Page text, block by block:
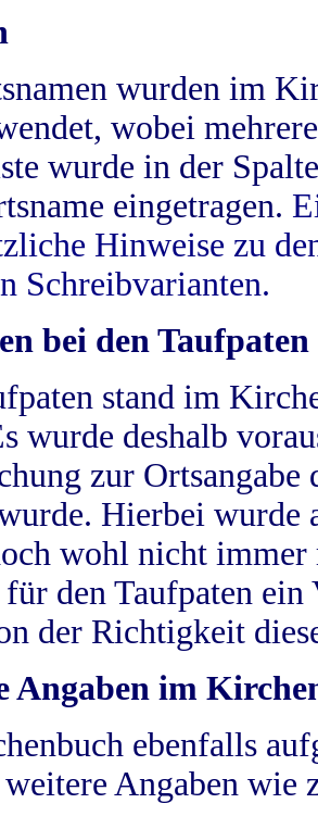
wurden im
wobei
wurde in der
eingetragen.
Hinweise zu
Schreibvarianten.
bei den Taufpaten
stand im
wurde deshalb
zur
Hierbei wurde
wohl nicht
für den Taufpaten
der Richtigkeit
Angaben im
ebenfalls
Angaben wie